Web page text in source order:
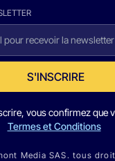
S'INSCRIRE
vous confirmez que
Termes et Conditions
Media SAS. tous